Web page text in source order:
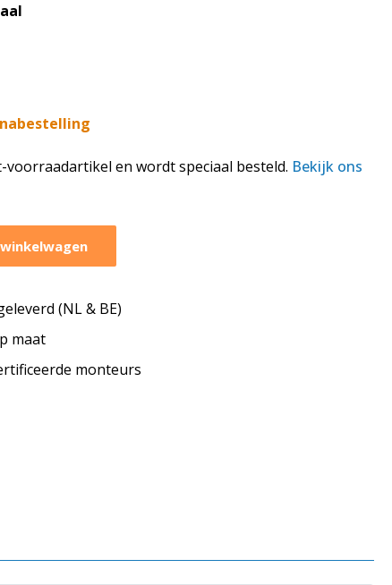
voorraadartikel en wordt speciaal besteld. Bekijk ons
(NL & BE)
maat
monteurs